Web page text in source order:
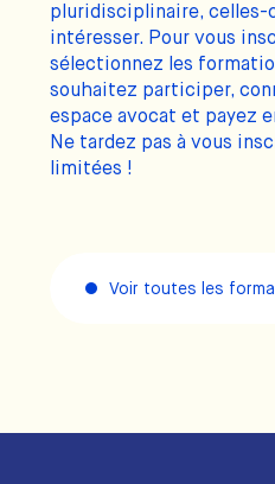
pluridisciplinaire, celles-
intéresser. Pour vous
sélectionnez les
souhaitez participer,
espace avocat et payez
Ne tardez pas à vous
limitées !
Voir toutes les